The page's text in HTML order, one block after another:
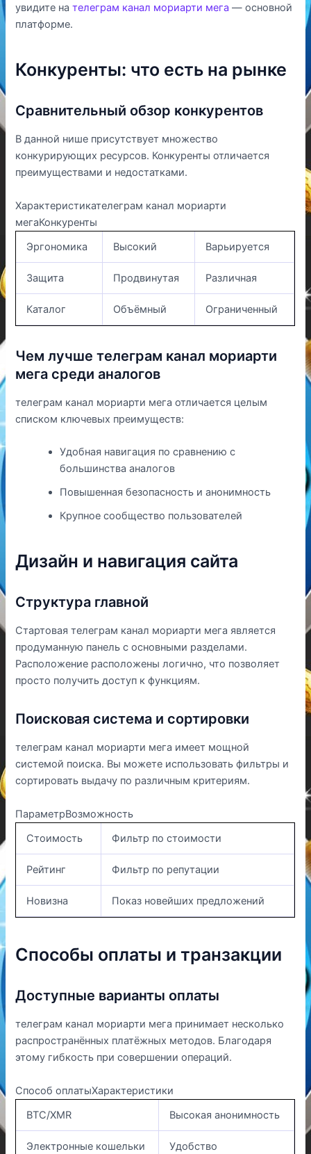
увидите нателеграм канал мориарти мега — основной
платформе.
Конкуренты: что есть на рынке
Сравнительный обзор конкурентов
В данной нише присутствует множество
конкурирующих ресурсов. Конкуренты отличается
преимуществами и недостатками.
Характеристикателеграм канал мориарти
мегаКонкуренты
Эргономика
Высокий Варьируется
Защита Продвинутая Различная
Каталог Объёмный Ограниченный
Чем лучше телеграм канал мориарти
мега среди аналогов
телеграм канал мориарти мега отличается целым
списком ключевых преимуществ:
Удобная навигация по сравнению с
большинства аналогов
Повышенная безопасность и анонимность
Крупное сообщество пользователей
Дизайн и навигация сайта
Структура главной
Стартовая телеграм канал мориарти мега является
продуманную панель с основными разделами.
Расположение расположены логично, что позволяет
просто получить доступ к функциям.
Поисковая система и сортировки
телеграм канал мориарти мега имеет мощной
системой поиска. Вы можете использовать фильтры и
сортировать выдачу по различным критериям.
ПараметрВозможность
Стоимость
Фильтр по стоимости
Рейтинг Фильтр по репутации
Новизна Показ новейших предложений
Способы оплаты и транзакции
Доступные варианты оплаты
телеграм канал мориарти мега принимает несколько
распространённых платёжных методов. Благодаря
этому гибкость при совершении операций.
Способ оплатыХарактеристики
BTC/XMR
Высокая анонимность
Электронные кошельки Удобство